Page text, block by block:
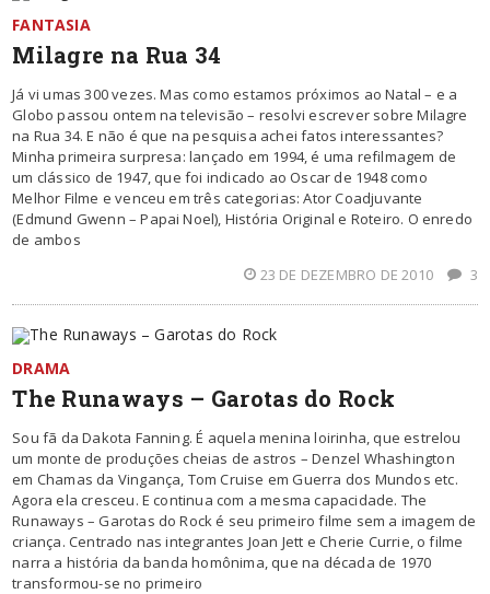
FANTASIA
Milagre na Rua 34
Já vi umas 300 vezes. Mas como estamos próximos ao Natal – e a
Globo passou ontem na televisão – resolvi escrever sobre Milagre
na Rua 34. E não é que na pesquisa achei fatos interessantes?
Minha primeira surpresa: lançado em 1994, é uma refilmagem de
um clássico de 1947, que foi indicado ao Oscar de 1948 como
Melhor Filme e venceu em três categorias: Ator Coadjuvante
(Edmund Gwenn – Papai Noel), História Original e Roteiro. O enredo
de ambos
23 DE DEZEMBRO DE 2010
3
DRAMA
The Runaways – Garotas do Rock
Sou fã da Dakota Fanning. É aquela menina loirinha, que estrelou
um monte de produções cheias de astros – Denzel Whashington
em Chamas da Vingança, Tom Cruise em Guerra dos Mundos etc.
Agora ela cresceu. E continua com a mesma capacidade. The
Runaways – Garotas do Rock é seu primeiro filme sem a imagem de
criança. Centrado nas integrantes Joan Jett e Cherie Currie, o filme
narra a história da banda homônima, que na década de 1970
transformou-se no primeiro